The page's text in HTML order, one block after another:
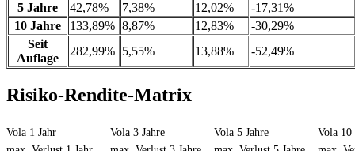
5 Jahre
42,78% 7,38% 12,02%
-17,31%
10 Jahre
133,89% 8,87% 12,83%
-30,29%
Seit
Auflage
282,99% 5,55% 13,88% -52,49%
Risiko-Rendite-Matrix
Vola 1 Jahr Vola 3 Jahre Vola 5 Jahre
Vola 10